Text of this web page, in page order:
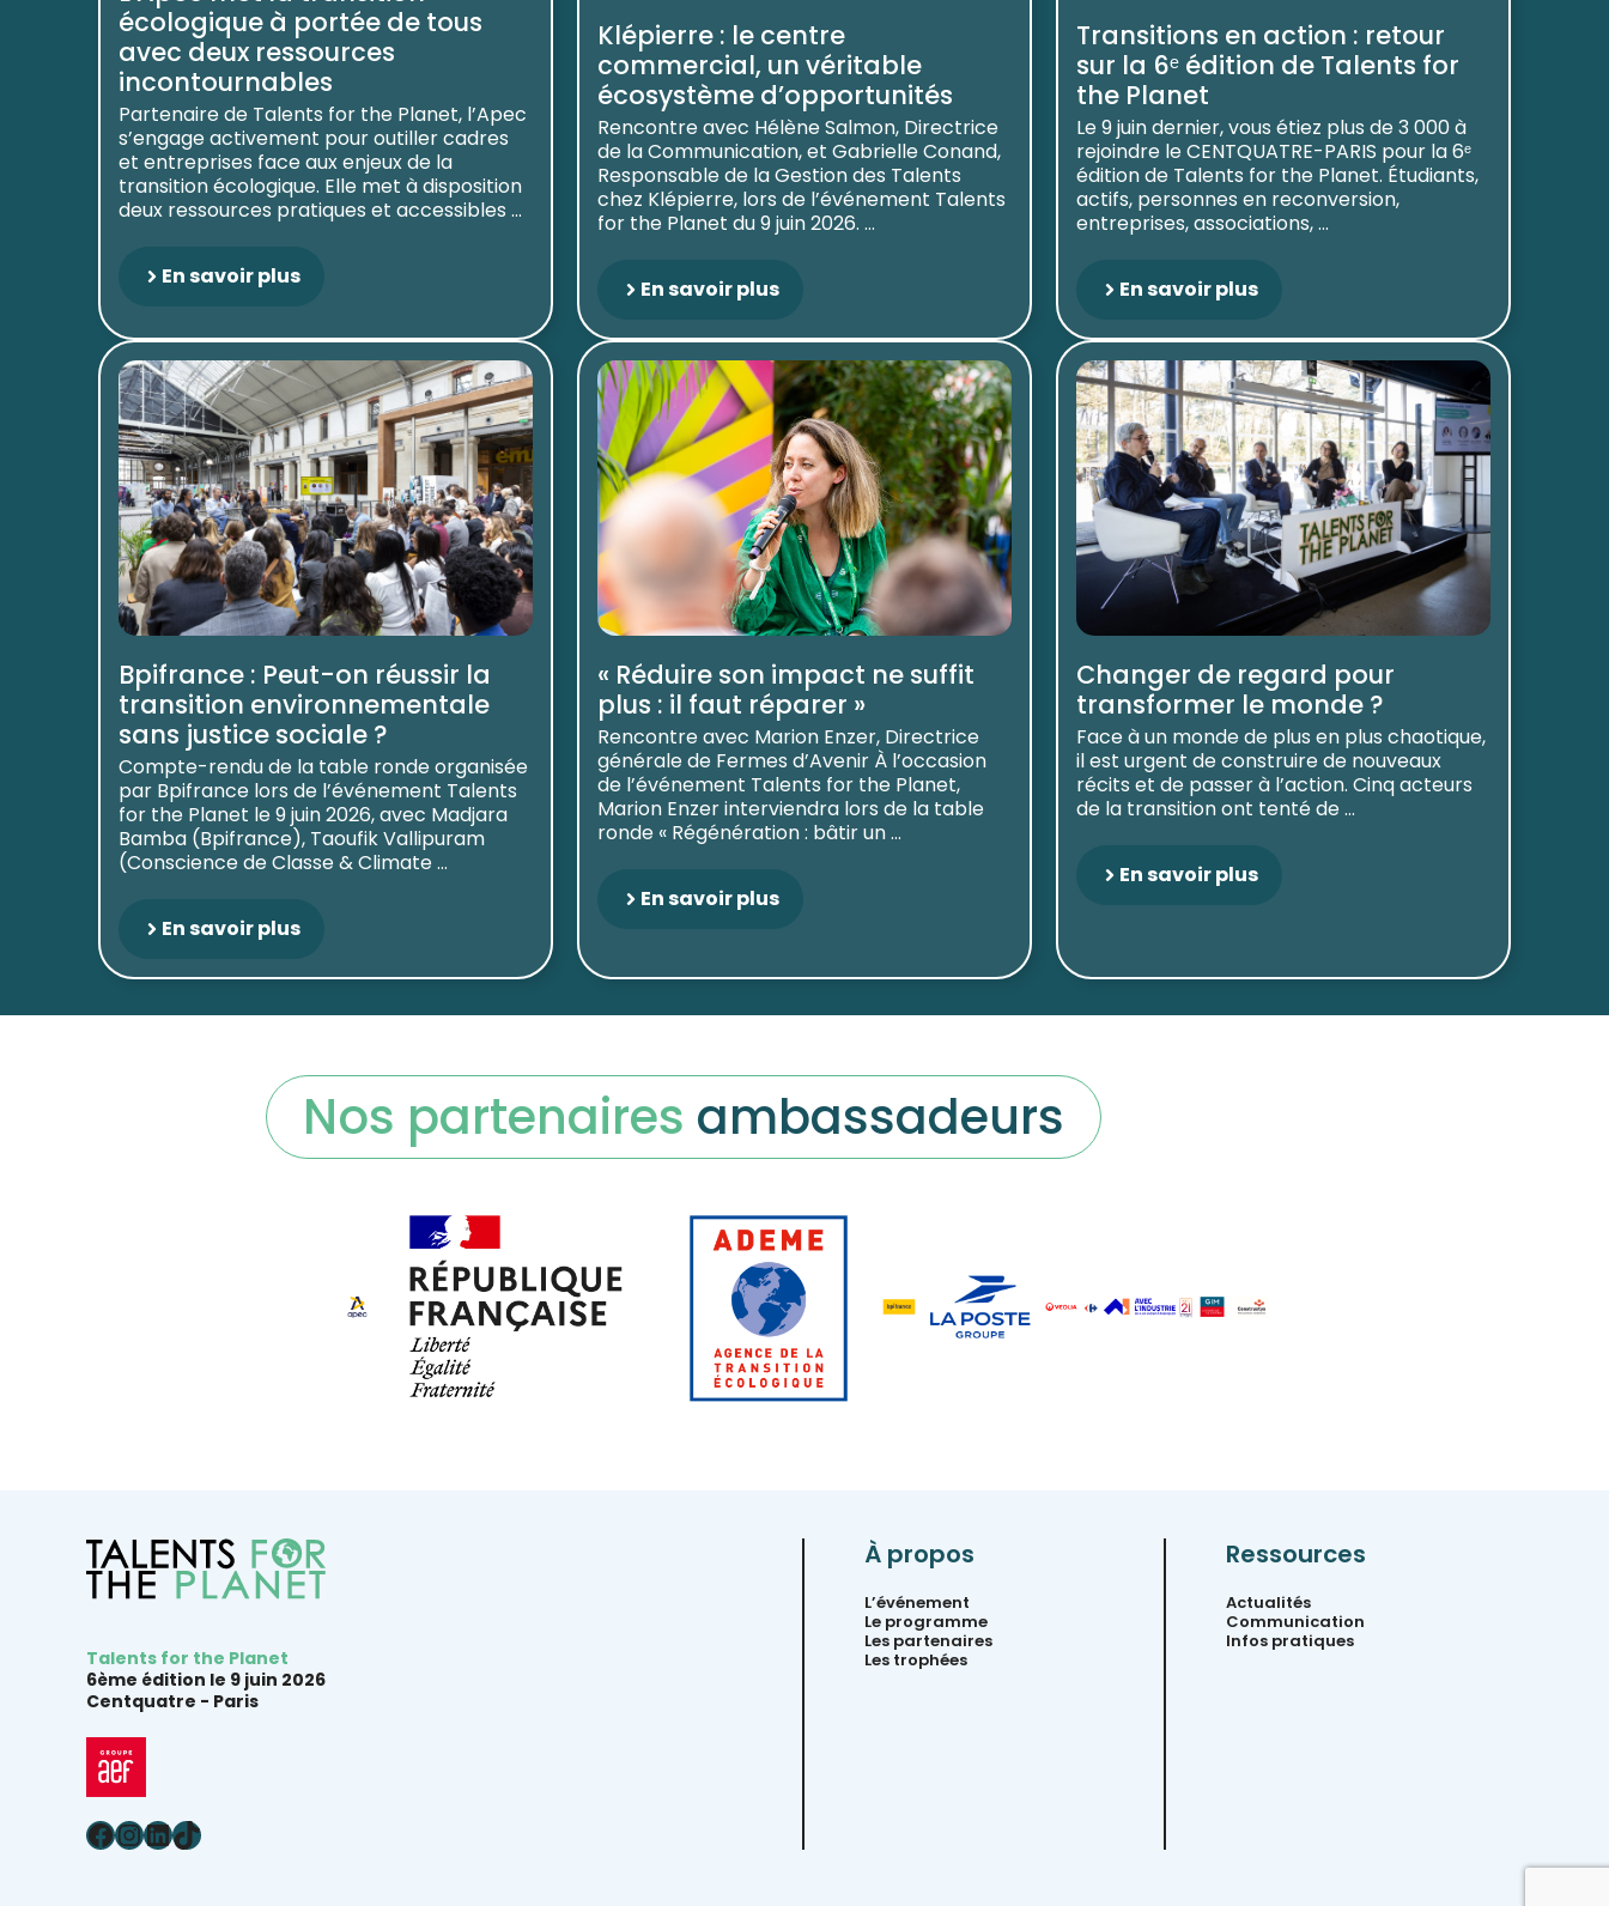
écologique à portée de tous
avec deux ressources
incontournables
Partenaire de Talents for the Planet, l’Apec
s’engage activement pour outiller cadres
et entreprises face aux enjeux de la
transition écologique. Elle met à disposition
deux ressources pratiques et accessibles ...
En savoir plus
Klépierre : le centre
commercial, un véritable
écosystème d’opportunités
Rencontre avec Hélène Salmon, Directrice
de la Communication, et Gabrielle Conand,
Responsable de la Gestion des Talents
chez Klépierre, lors de l’événement Talents
for the Planet du 9 juin 2026. ...
En savoir plus
Transitions en action : retour
sur la 6ᵉ édition de Talents for
the Planet
Le 9 juin dernier, vous étiez plus de 3 000 à
rejoindre le CENTQUATRE-PARIS pour la 6ᵉ
édition de Talents for the Planet. Étudiants,
actifs, personnes en reconversion,
entreprises, associations, ...
En savoir plus
Bpifrance : Peut-on réussir la
transition environnementale
sans justice sociale ?
Compte-rendu de la table ronde organisée
par Bpifrance lors de l’événement Talents
for the Planet le 9 juin 2026, avec Madjara
Bamba (Bpifrance), Taoufik Vallipuram
(Conscience de Classe & Climate ...
En savoir plus
« Réduire son impact ne suffit
plus : il faut réparer »
Rencontre avec Marion Enzer, Directrice
générale de Fermes d’Avenir À l’occasion
de l’événement Talents for the Planet,
Marion Enzer interviendra lors de la table
ronde « Régénération : bâtir un ...
En savoir plus
Changer de regard pour
transformer le monde ?
Face à un monde de plus en plus chaotique,
il est urgent de construire de nouveaux
récits et de passer à l’action. Cinq acteurs
de la transition ont tenté de ...
En savoir plus
Nos partenaires ambassadeurs
Talents for the Planet
6ème édition le 9 juin 2026
Centquatre - Paris
Facebook
Instagram
LinkedIn
TikTok
À propos
L’événement
Le programme
Les partenaires
Les trophées
Ressources
Actualités
Communication
Infos pratiques